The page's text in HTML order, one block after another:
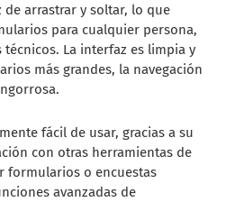
arrastrar y soltar, lo que
para cualquier persona,
La interfaz es limpia y
más grandes, la navegación
fácil de usar, gracias a su
con otras herramientas de
formularios o encuestas
avanzadas de